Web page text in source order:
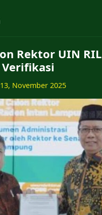
Rektor UIN
Verifikasi
November 2025